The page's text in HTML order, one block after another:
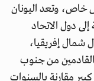
خاص، وتعد اليونان
دول الاتحاد
شمال إفريقيا،
من جنوب
مقارنة بالسنوات